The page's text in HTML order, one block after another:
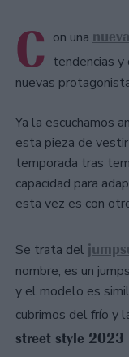
C on una
tendencias
nuevas
Ya la escuchamos
esta pieza de
temporada tras
capacidad para
esta vez es con
Se trata del
nombre, es un
y el modelo es
cubrimos del frío y
street style 2023